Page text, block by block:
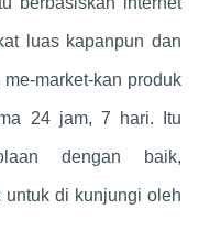
luas kapanpun dan
market-kan produk
24 jam, 7 hari. Itu
dengan baik,
di kunjungi oleh